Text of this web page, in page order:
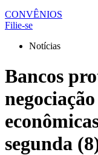
CONVÊNIOS
Filie-se
Notícias
Bancos
segunda